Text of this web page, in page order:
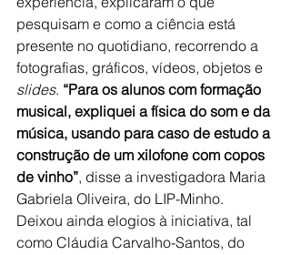
pesquisam e como a ciência está
presente no quotidiano, recorrendo a
fotografias, gráficos, vídeos, objetos e
slides. “Para os alunos com formação
musical, expliquei a física do som e da
música, usando para caso de estudo a
construção de um xilofone com copos
de vinho”, disse a investigadora Maria
Gabriela Oliveira, do LIP-Minho.
Deixou ainda elogios à iniciativa, tal
como Cláudia Carvalho-Santos, do